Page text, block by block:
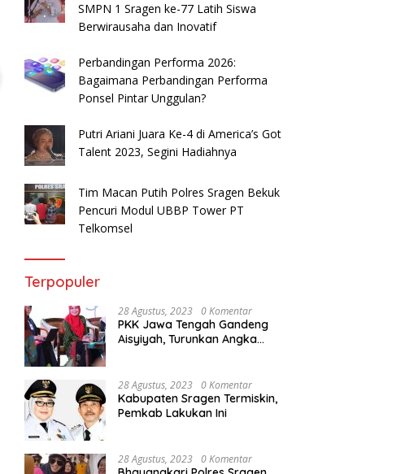
Kabupaten Sragen Ikuti
Bimbingan Manasik
Masuk Tiga Besar Penilaian
PPD 2024
SMPN 1 Sragen ke-77 Latih Siswa
Berwirausaha dan Inovatif
Perbandingan Performa 2026:
Bagaimana Perbandingan Performa
Ponsel Pintar Unggulan?
Putri Ariani Juara Ke-4 di America’s Got
Talent 2023, Segini Hadiahnya
Tim Macan Putih Polres Sragen Bekuk
Pencuri Modul UBBP Tower PT
Telkomsel
Terpopuler
28 Agustus, 2023 0 Komentar
PKK Jawa Tengah Gandeng
Aisyiyah, Turunkan Angka
28 Agustus, 2023 0 Komentar
Kabupaten Sragen Termiskin,
Pemkab Lakukan Ini
28 Agustus, 2023 0 Komentar